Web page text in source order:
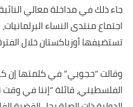
جاء ذلك في مداخلة معالي
تستضيفها أوزباكستان خلال الفترة من 5 إلى 9
وقالت “حجوبي” في كلمتها إن
الفلسطيني، قائلة “إننا في وقت